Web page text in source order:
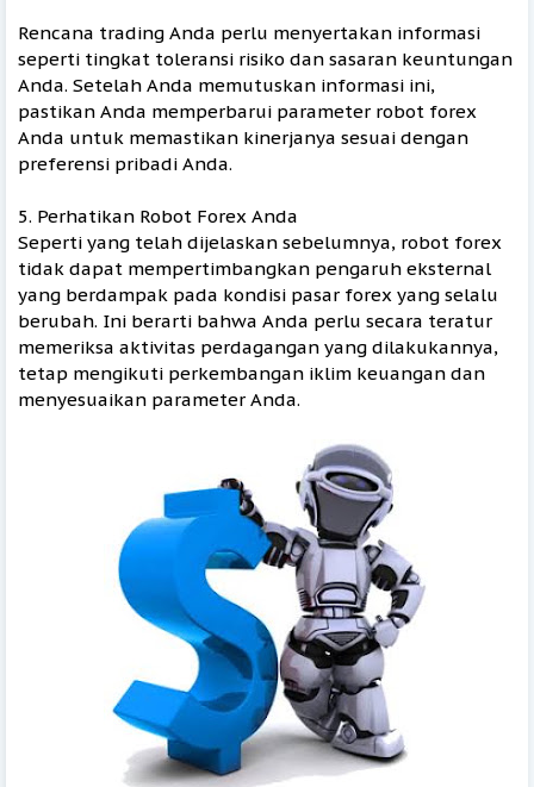
Rencana trading Anda perlu menyertakan informasi
seperti tingkat toleransi risiko dan sasaran keuntungan
Anda. Setelah Anda memutuskan informasi ini,
pastikan Anda memperbarui parameter robot forex
Anda untuk memastikan kinerjanya sesuai dengan
preferensi pribadi Anda.
5. Perhatikan Robot Forex Anda
Seperti yang telah dijelaskan sebelumnya, robot forex
tidak dapat mempertimbangkan pengaruh eksternal
yang berdampak pada kondisi pasar forex yang selalu
berubah. Ini berarti bahwa Anda perlu secara teratur
memeriksa aktivitas perdagangan yang dilakukannya,
tetap mengikuti perkembangan iklim keuangan dan
menyesuaikan parameter Anda.